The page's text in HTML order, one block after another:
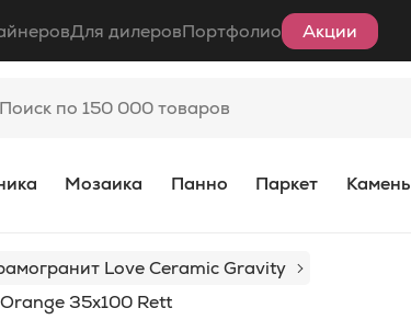
Для дилеровПортфолио Акции
Мозаика Панно Паркет Камень
Love Ceramic Gravity
35x100 Rett